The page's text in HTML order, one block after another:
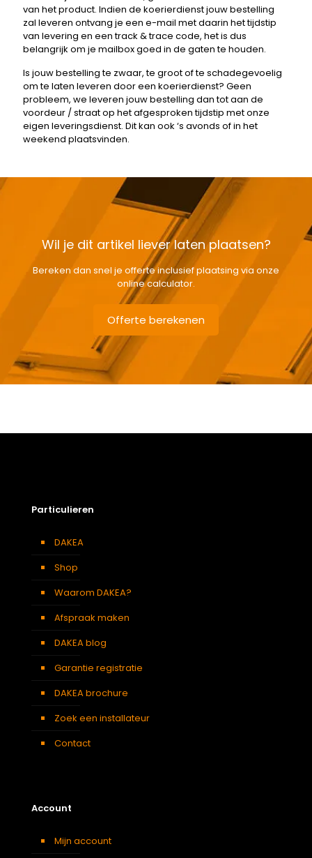
van het product. Indien de koerierdienst jouw bestelling
zal leveren ontvang je een e-mail met daarin het tijdstip
van levering en een track & trace code, het is dus
belangrijk om je mailbox goed in de gaten te houden.
Is jouw bestelling te zwaar, te groot of te schadegevoelig
om te laten leveren door een koerierdienst? Geen
probleem, we leveren jouw bestelling dan tot aan de
voordeur / straat op het afgesproken tijdstip met onze
eigen leveringsdienst. Dit kan ook ‘s avonds of in het
weekend plaatsvinden.
Wil je dit artikel liever laten plaatsen?
Bereken dan snel je offerte inclusief plaatsing via onze
online calculator.
Offerte berekenen
Particulieren
DAKEA
Shop
Waarom DAKEA?
Afspraak maken
DAKEA blog
Garantie registratie
DAKEA brochure
Zoek een installateur
Contact
Account
Mijn account